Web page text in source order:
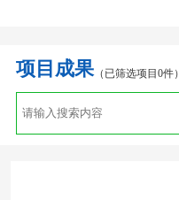
项目成果（已筛选项目0件）